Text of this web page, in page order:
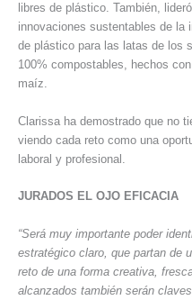
libres de plástico. También,
innovaciones sustentables de la
de plástico para las latas de los
100% compostables, hechos
maíz.
Clarissa ha demostrado que no
viendo cada reto como una
laboral y profesional.
JURADOS EL OJO EFICACIA
“Será muy importante poder
estratégico claro, que partan de
reto de una forma creativa,
alcanzados también serán